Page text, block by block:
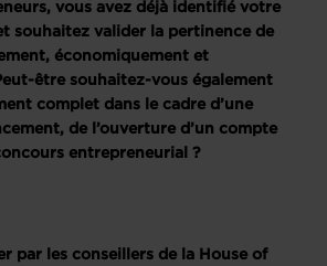
vous avez déjà identifié votre
souhaitez valider la pertinence de
économiquement et
être souhaitez-vous également
complet dans le cadre d’une
de l’ouverture d’un compte
entrepreneurial ?
par les conseillers de la House of